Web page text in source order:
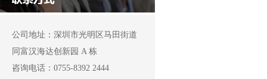
公司地址：深圳市光明区马田街道
同富汉海达创新园 A 栋
咨询电话：0755-8392 2444